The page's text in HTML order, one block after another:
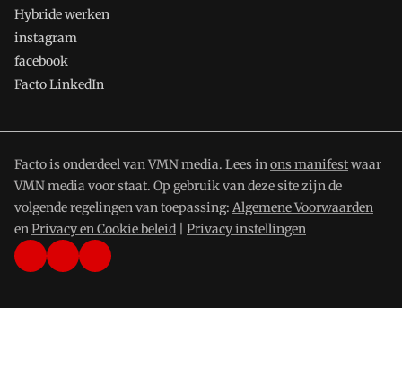
Hybride werken
instagram
facebook
Facto LinkedIn
Facto is onderdeel van VMN media. Lees inons manifestwaar
VMN media voor staat. Op gebruik van deze site zijn de
volgende regelingen van toepassing: Algemene Voorwaarden
enPrivacy en Cookie beleid Privacy instellingen